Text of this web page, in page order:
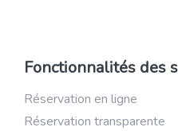
Fonctionnalités des
Réservation en ligne
Réservation transparente